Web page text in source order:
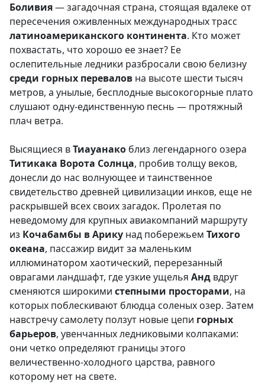
Боливия— загадочная страна, стоящая вдалеке от
пересечения оживленных международных трасс
латиноамериканского континента. Кто может
похвастать, что хорошо ее знает? Ее
ослепительные ледники разбросали свою белизну
среди горных перевалов на высоте шести тысяч
метров, а унылые, бесплодные высокогорные плато
слушают одну-единственную песнь — протяжный
плач ветpa.
Высящиеся вТиауанако близ легендарного озера
Титикака Ворота Солнца, пробив толщу веков,
донесли до нас волнующее и таинственное
свидетельство древней цивилизации инков, еще не
раскрывшей всех своих загадок. Пролетая по
неведомому для крупных авиакомпаний маршруту
из Кочабамбы в Арику над побережьем Тихого
океана, пассажир видит за маленьким
иллюминатором хаотический, перерезанный
оврагами ландшафт, где узкие ущелья Анд вдруг
сменяются широкими степными просторами, на
которых поблескивают блюдца соленых озер. Затем
навстречу самолету ползут новые цепи горных
барьеров, увенчанных ледниковыми колпаками:
они четко определяют границы этого
величественно-холодного царства, равного
которому нет на свете.